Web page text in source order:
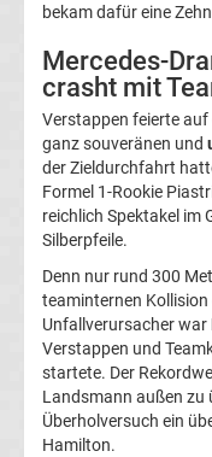
Liga
Ergebnisse
3.
Liga
Ergebnisse
3.
Liga
Tabelle
bekam dafür eine
Mercedes-
crasht mit
Verstappen feierte
ganz souveränen und
der Zieldurchfahrt
Formel 1-Rookie
reichlich Spektakel im
Silberpfeile.
Denn nur rund 300
teaminternen Kollision
Unfallverursacher war
Verstappen und
startete. Der
Landsmann außen zu
Überholversuch ein
Hamilton.